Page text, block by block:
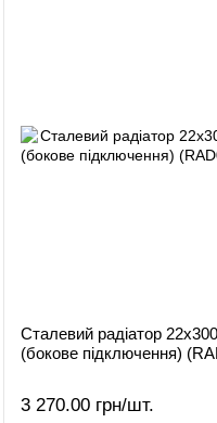
Сталевий радіатор
(бокове підключення)
3 270.00 грн/шт.